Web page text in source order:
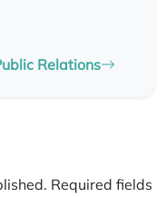
Relations
Required fields